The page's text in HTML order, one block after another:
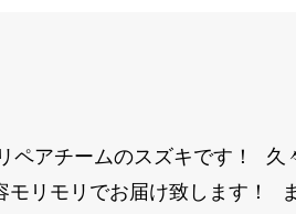
ペアチームのスズキです！ 久
モリモリでお届け致します！